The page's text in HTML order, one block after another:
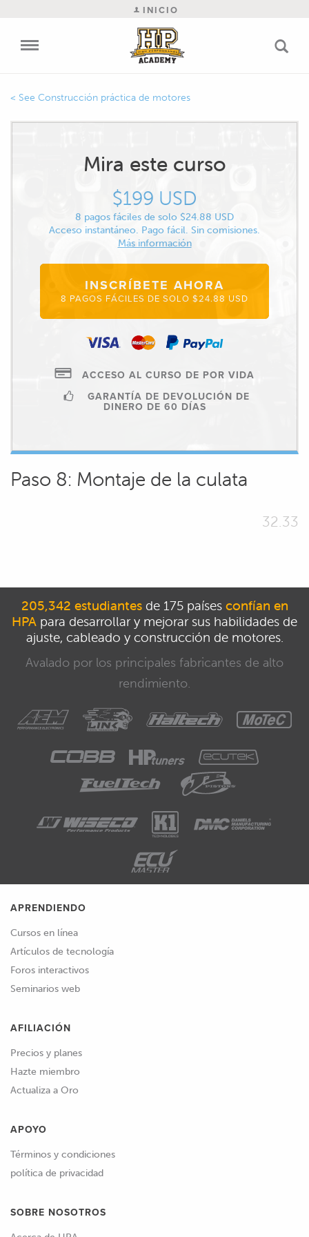
INICIO
Construcción práctica de motores
Mira este curso
$199 USD
8 pagos fáciles de solo $24.88 USD
Acceso instantáneo. Pago fácil. Sin comisiones.
Más información
INSCRÍBETE AHORA
8 PAGOS FÁCILES DE SOLO $24.88 USD
ACCESO AL CURSO DE POR VIDA
GARANTÍA DE DEVOLUCIÓN DE
DINERO DE 60 DÍAS
Paso 8: Montaje de la culata
32.33
205,342 estudiantesde 175 países confían en
HPA para desarrollar y mejorar sus habilidades de
ajuste, cableado y construcción de motores.
Avalado por los principales fabricantes de alto
rendimiento.
APRENDIENDO
Cursos en línea
Artículos de tecnología
Foros interactivos
Seminarios web
AFILIACIÓN
Precios y planes
Hazte miembro
Actualiza a Oro
APOYO
Términos y condiciones
política de privacidad
SOBRE NOSOTROS